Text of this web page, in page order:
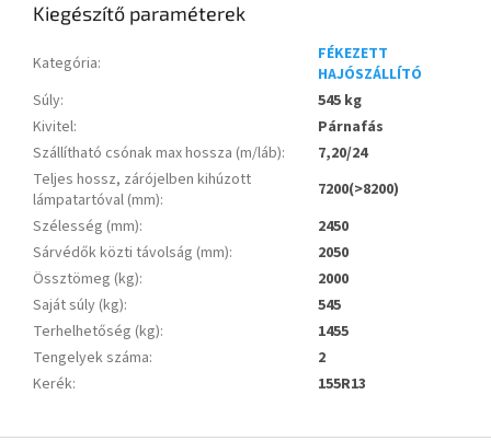
Kiegészítő paraméterek
Kategória:
FÉKEZETT
HAJÓSZÁLLÍTÓ
Súly:
545 kg
Kivitel:
Párnafás
Szállítható csónak max hossza (m/láb):
7,20/24
Teljes hossz, zárójelben kihúzott
lámpatartóval (mm):
7200(>8200)
Szélesség (mm):
2450
Sárvédők közti távolság (mm):
2050
Össztömeg (kg):
2000
Saját súly (kg):
545
Terhelhetőség (kg):
1455
Tengelyek száma:
2
Kerék: 155R13